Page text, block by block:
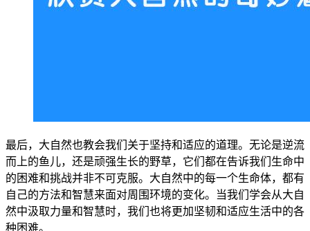
最后，大自然也教会我们关于坚持和适应的道理。无论是逆流
而上的鱼儿，还是顽强生长的野草，它们都在告诉我们生命中
的困难和挑战并非不可克服。大自然中的每一个生命体，都有
自己的方法和智慧来面对周围环境的变化。当我们学会从大自
然中汲取力量和智慧时，我们也将更加坚韧和适应生活中的各
种困难。